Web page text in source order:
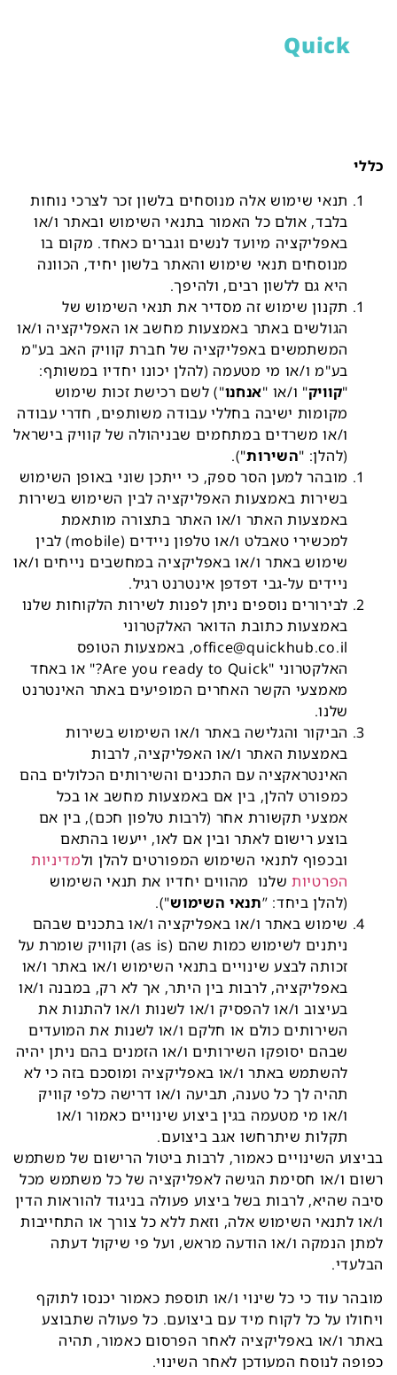
Quick
כללי
תנאי שימוש אלה מנוסחים בלשון זכר לצרכי נוחות
בלבד, אולם כל האמור בתנאי השימוש ובאתר ו/או
באפליקציה מיועד לנשים וגברים כאחד. מקום בו
מנוסחים תנאי שימוש והאתר בלשון יחיד, הכוונה
היא גם ללשון רבים, ולהיפך.
תקנון שימוש זה מסדיר את תנאי השימוש של
הגולשים באתר באמצעות מחשב או האפליקציה ו/או
המשתמשים באפליקציה של חברת קוויק האב בע"מ
בע"מ ו/או מי מטעמה (להלן יכונו יחדיו במשותף:
"קוויק" ו/או "אנחנו"
)לשם רכישת זכות שימוש
מקומות ישיבה בחללי עבודה משותפים, חדרי עבודה
ו/או משרדים במתחמים שבניהולה של קוויק בישראל
(להלן: "השירות").
מובהר למען הסר ספק, כי ייתכן שוני באופן השימוש
בשירות באמצעות האפליקציה לבין השימוש בשירות
באמצעות האתר ו/או האתר בתצורה מותאמת
למכשירי טאבלט ו/או
טלפון ניידים (mobile) לבין
שימוש באתר ו/או באפליקציה במחשבים נייחים ו/או
ניידים על-גבי דפדפן אינטרנט רגיל.
לבירורים נוספים ניתן לפנות לשירות הלקוחות שלנו
באמצעות כתובת הדואר האלקטרוני
office@quickhub.co.il, באמצעות הטופס
האלקטרוני "Are you ready to Quick?" או באחד
מאמצעי הקשר האחרים המופיעים באתר האינטרנט
שלנו.
הביקור והגלישה באתר ו/או השימוש בשירות
באמצעות האתר ו/או האפליקציה, לרבות
האינטראקציה עם התכנים והשירותים הכלולים בהם
כמפורט להלן, בין אם באמצעות מחשב או בכל
אמצעי תקשורת אחר (לרבות טלפון חכם), בין אם
בוצע רישום לאתר ובין אם לאו, ייעשו בהתאם
ובכפוף לתנאי השימוש המפורטים להלן ולמדיניות
הפרטיותשלנו מהוויםיחדיואת תנאי השימוש
(להלן ביחד: ”תנאי השימוש").
שימוש באתר ו/או באפליקציה ו/או בתכנים שבהם
ניתנים לשימוש כמות שהם (as is) וקוויק שומרת על
זכותה לבצע שינויים בתנאי השימוש ו/או באתר ו/או
באפליקציה, לרבות בין היתר, אך לא רק, במבנה ו/או
בעיצוב ו/או להפסיק ו/או לשנות ו/או להתנות את
השירותים כולם או חלקם ו/או לשנות את המועדים
שבהם יסופקו השירותים ו/או הזמנים בהם ניתן יהיה
להשתמש באתר ו/או באפליקציה ומוסכם בזה כי לא
תהיה לך כל טענה, תביעה ו/או דרישה כלפי קוויק
ו/או מי מטעמה בגין ביצוע שינויים כאמור ו/או
תקלות שיתרחשו אגב ביצועם.
בביצוע השינויים כאמור, לרבות ביטול הרישום של משתמש
רשום ו/או חסימת הגישה לאפליקציה של כל משתמש מכל
סיבה שהיא, לרבות בשל ביצוע פעולה בניגוד להוראות הדין
ו/או לתנאי השימוש אלה, וזאת ללא כל צורך או התחייבות
למתן הנמקה ו/או הודעה מראש, ועל פי שיקול דעתה
הבלעדי.
מובהר עוד כי כל שינוי ו/או תוספת כאמור יכנסו לתוקף
ויחולו על כל לקוח מיד עם ביצועם. כל פעולה שתבוצע
באתר ו/או באפליקציה לאחר הפרסום כאמור, תהיה
כפופה לנוסח המעודכן לאחר השינוי.